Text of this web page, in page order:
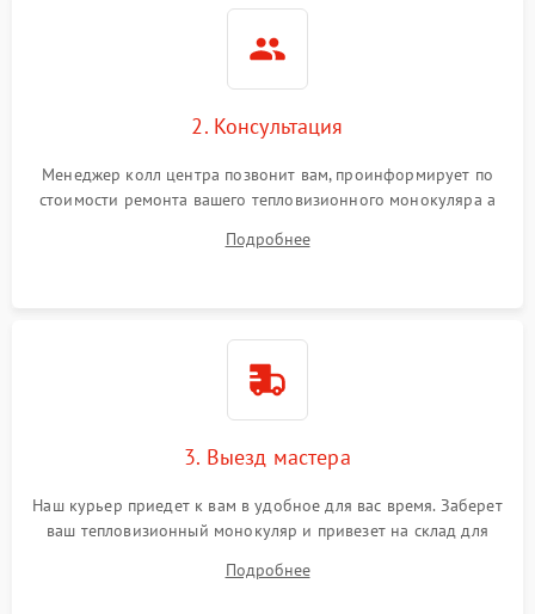
2. Консультация
Менеджер колл центра позвонит вам, проинформирует по
стоимости ремонта вашего тепловизионного монокуляра а
Подробнее
3. Выезд мастера
Наш курьер приедет к вам в удобное для вас время. Заберет
ваш тепловизионный монокуляр и привезет на склад для
Подробнее